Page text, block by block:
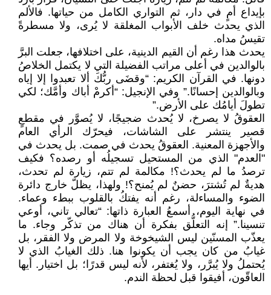
بإيداع أمٍ في دار، ثم التواري الكامل من حياتها. فالألم
الذي يحدث خلف الأبواب المغلقة لا يُرى، ولا مسطرةً
تقيسُ مداه.
يحدث هذا رغم أن القيم الدينية، على اختلافها، جعلت البرَّ
بالوالدين في أعلى مراتب الفضيلة التي لا يكتمل الخلاصُ
دونها. في القرآن الكريم: “وقضَى ربُّكَ ألا تعبدوا إلا إياه
وبالوالدين إحسانًا.” وفي الإنجيل: “أكرمْ أباك وأمَّك؛ لكي
تطولَ أيامُك على الأرض.”
العقوقُ لا يصرخ، لا يُحدث ضجيجًا، لا يُصوَّر في مقطعٍ
قصير ينتشر على الشاشات، فيحرّك الرأي العام
والأجهزة المعنية. العقوقُ يحدث في صمت. بل يحدث في
"العدم" الذي من المستحيل تسجيلُه أو رصده؟ فكيف
ترصدُ ما لم يحدث؟! مكالمة لم تتم، زيارة لم تحدث،
هديةٌ لم تُشترَ، حضنٌ لم يُمنح؟! ولهذا، يظلّ خارج دائرة
الضوء والمساءلة، رغم أنه يفتكُ بالقلوب ببطء وعماء.
في نهاية اليوم، أسمعُ العبارة ذاتها: “تعالي تاني، أوعي
تنسينا.” إنه التعلُّق بفكرة أن هناك من تذكّر وجاء. ما
يعذّب المسنّين ليس الشيخوخة ولا المرض ولا الفقر، بل
غيابُ من كان يجب أن يكونوا هنا. ذلك الغيابُ الذي لا
يُحتملُ ولا يُبرَّر، ولا يُغتفر، لأنه ليس قدرًا؛ بل اختيار. أيها
العاقّون، أفيقوا قبل لحظة الندم.